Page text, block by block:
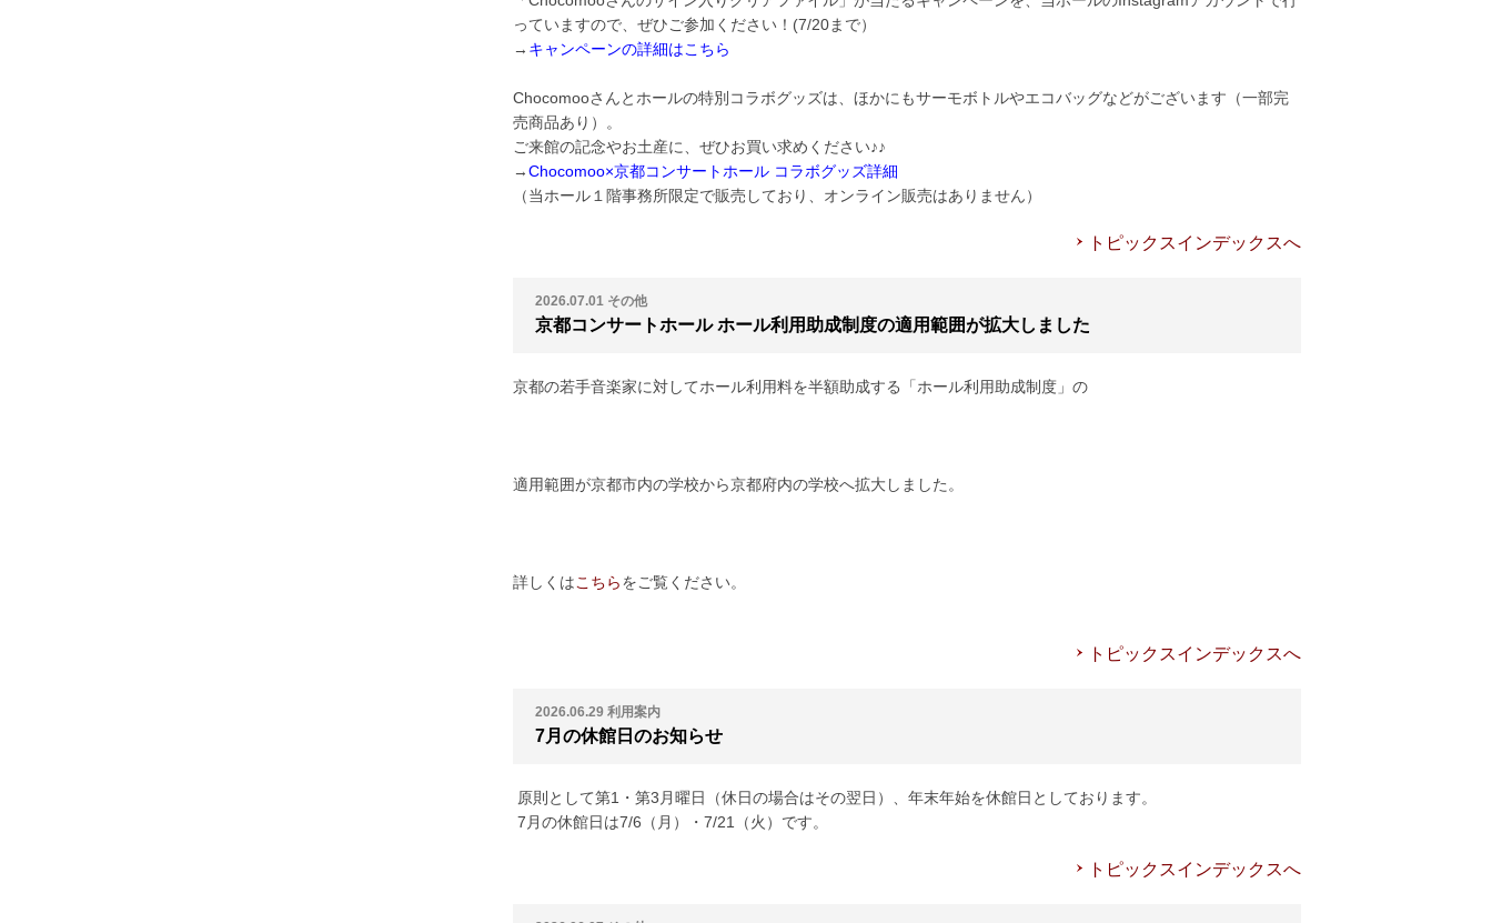
っていますので、ぜひご参加ください！(7/20まで）
→ キャンペーンの詳細はこちら
Chocomooさんとホールの特別コラボグッズは、ほかにもサーモボトルやエコバッグなどがございます（一部完
売商品あり）。
ご来館の記念やお土産に、ぜひお買い求めください♪♪
→ Chocomoo×京都コンサートホール コラボグッズ詳細
（当ホール１階事務所限定で販売しており、オンライン販売はありません）
トピックスインデックスへ
2026.07.01 その他
京都コンサートホール ホール利用助成制度の適用範囲が拡大しました
京都の若手音楽家に対してホール利用料を半額助成する「ホール利用助成制度」の
適用範囲が京都市内の学校から京都府内の学校へ拡大しました。
詳しくは こちら をご覧ください。
トピックスインデックスへ
2026.06.29 利用案内
7月の休館日のお知らせ
原則として第1・第3月曜日（休日の場合はその翌日）、年末年始を休館日としております。
7月の休館日は7/6（月）・7/21（火）です。
トピックスインデックスへ